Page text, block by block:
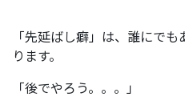
「先延ばし癖」は、誰にで
ります。
「後でやろう。。。」